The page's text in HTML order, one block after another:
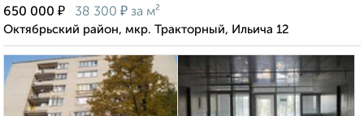
650 000 ₽ 38 300 ₽ за м²
Октябрьский район, мкр. Тракторный, Ильича 12